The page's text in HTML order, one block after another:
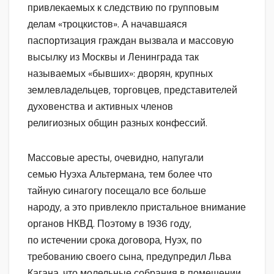
привлекаемых к следствию по групповым
делам «троцкистов». А начавшаяся
паспортизация граждан вызвала и массовую
высылку из Москвы и Ленинграда так
называемых «бывших»: дворян, крупных
землевладельцев, торговцев, представителей
духовенства и активных членов
религиозных общин разных конфессий.
Массовые аресты, очевидно, напугали
семью Нуэха Альтермана, тем более что
тайную синагогу посещало все больше
народу, а это привлекло пристальное внимание
органов НКВД. Поэтому в 1936 году,
по истечении срока договора, Нуэх, по
требованию своего сына, предупредил Льва